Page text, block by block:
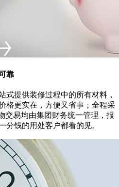
靠
式提供装修过程中的所有材料，
格更实在，方便又省事；全程采
交易均由集团财务统一管理，报
分钱的用处客户都看的见。